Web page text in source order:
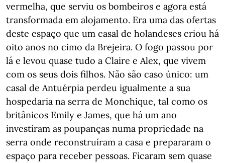
vermelha, que serviu os bombeiros e agora está
transformada em alojamento. Era uma das ofertas
deste espaço que um casal de holandeses criou há
oito anos no cimo da Brejeira. O fogo passou por
lá e levou quase tudo a Claire e Alex, que vivem
com os seus dois filhos. Não são caso único: um
casal de Antuérpia perdeu igualmente a sua
hospedaria na serra de Monchique, tal como os
britânicos Emily e James, que há um ano
investiram as poupanças numa propriedade na
serra onde reconstruíram a casa e prepararam o
espaço para receber pessoas. Ficaram sem quase